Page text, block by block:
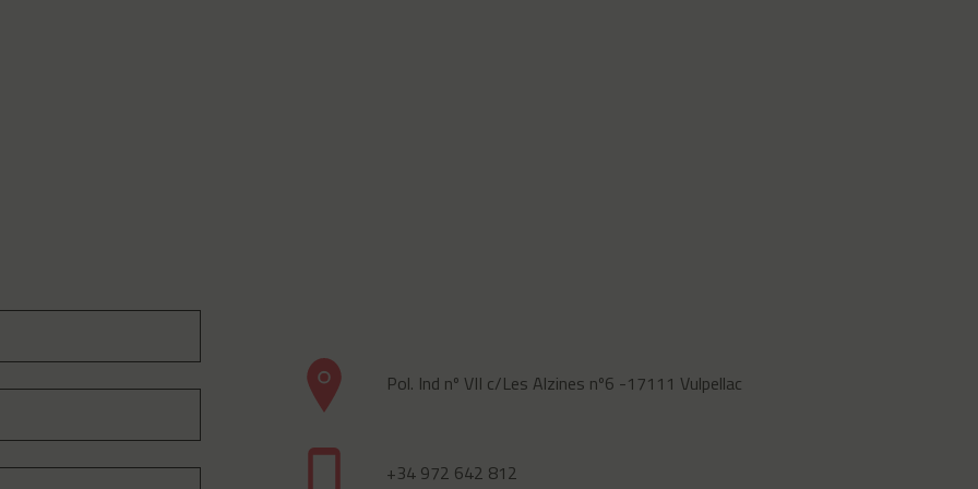
Pol. Ind nº VII c/Les Alzines nº6 -17111 Vulpellac
+34 972 642 812